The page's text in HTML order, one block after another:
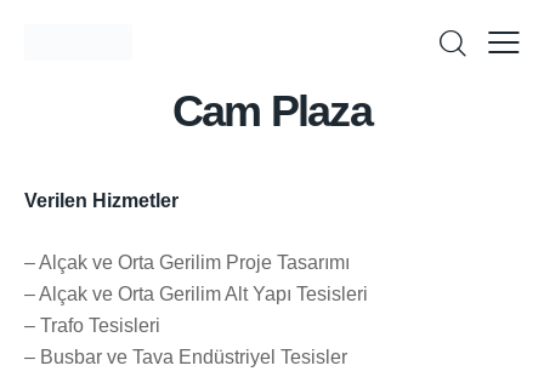
Cam Plaza
Verilen Hizmetler
– Alçak ve Orta Gerilim Proje Tasarımı
– Alçak ve Orta Gerilim Alt Yapı Tesisleri
– Trafo Tesisleri
– Busbar ve Tava Endüstriyel Tesisler